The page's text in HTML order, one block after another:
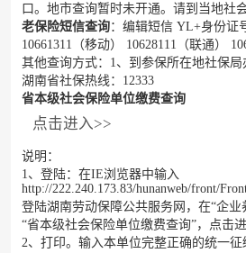
口。地市查询暂时未开通。请到当地社
老保险短信查询：编辑短信 YL+身份证
10661311（移动） 10628111（联通）
其他查询方式：1、到参保所在地社保
湖南省社保热线：12333
省本级社会保险单位缴费查询
点击进入>>
说明：
1、登陆：在IE浏览器中输入
http://222.240.173.83/hunanweb/front/
登陆湖南劳动保障公共服务网，在“企业
“省本级社会保险单位缴费查询”，点击
2、打印。输入本单位完整正确的统一征